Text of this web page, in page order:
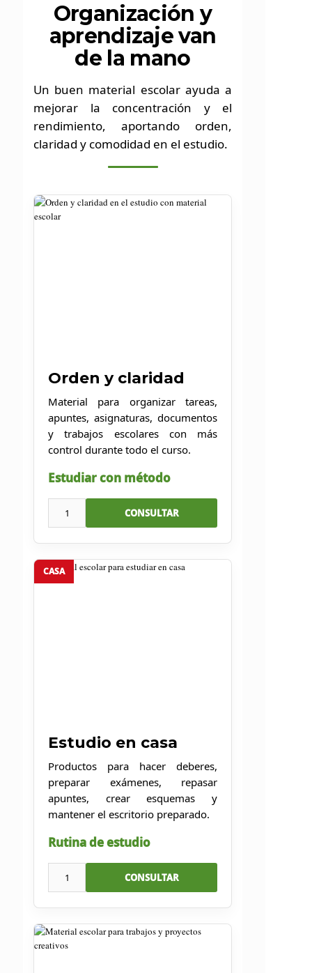
Organización y
aprendizaje van
de la mano
Un buen material escolar ayuda a
mejorar la concentración y el
rendimiento, aportando orden,
claridad y comodidad en el estudio.
Orden y claridad
Material para organizar tareas,
apuntes, asignaturas, documentos
y trabajos escolares con más
control durante todo el curso.
Estudiar con método
1 CONSULTAR
CASA
Estudio en casa
Productos para hacer deberes,
preparar exámenes, repasar
apuntes, crear esquemas y
mantener el escritorio preparado.
Rutina de estudio
1 CONSULTAR